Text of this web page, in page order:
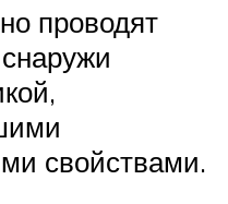
проводят
свойствами.